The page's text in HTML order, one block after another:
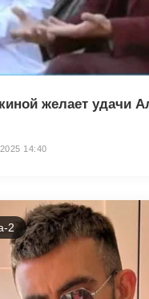
желает удачи
14:40
2